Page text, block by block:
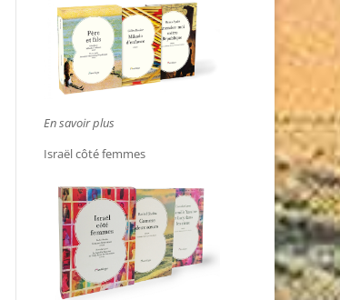
En savoir plus
Israël côté femmes